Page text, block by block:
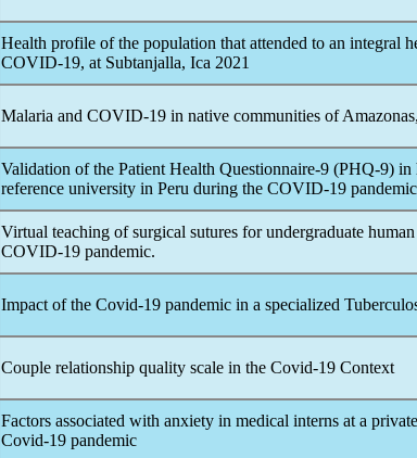
Health profile of the population that attended to an integral
COVID-19, at Subtanjalla, Ica 2021
Malaria and COVID-19 in native communities of
Validation of the Patient Health Questionnaire-9 (PHQ-9) in
reference university in Peru during the COVID-19 pandemic
Virtual teaching of surgical sutures for undergraduate
COVID-19 pandemic.
Impact of the Covid-19 pandemic in a specialized
Couple relationship quality scale in the Covid-19 Context
Factors associated with anxiety in medical interns at a
Covid-19 pandemic